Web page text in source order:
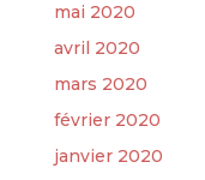
mai 2020
avril 2020
mars 2020
février 2020
janvier 2020